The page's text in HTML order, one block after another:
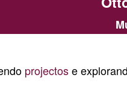
projectose